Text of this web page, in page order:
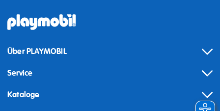
Über PLAYMOBIL
Service
Kataloge